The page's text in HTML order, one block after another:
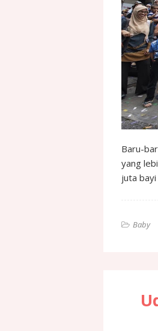
Baru-
yang
juta
Baby